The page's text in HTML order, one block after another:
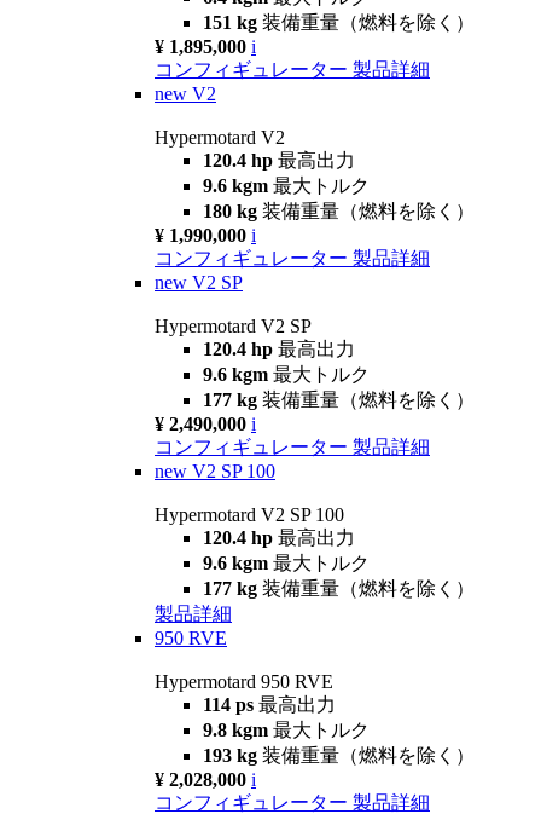
151 kg 装備重量（燃料を除く）
¥ 1,895,000 i
コンフィギュレーター 製品詳細
new V2
Hypermotard V2
120.4 hp 最高出力
9.6 kgm 最大トルク
180 kg 装備重量（燃料を除く）
¥ 1,990,000 i
コンフィギュレーター 製品詳細
new V2 SP
Hypermotard V2 SP
120.4 hp 最高出力
9.6 kgm 最大トルク
177 kg 装備重量（燃料を除く）
¥ 2,490,000 i
コンフィギュレーター 製品詳細
new V2 SP 100
Hypermotard V2 SP 100
120.4 hp 最高出力
9.6 kgm 最大トルク
177 kg 装備重量（燃料を除く）
製品詳細
950 RVE
Hypermotard 950 RVE
114 ps 最高出力
9.8 kgm 最大トルク
193 kg 装備重量（燃料を除く）
¥ 2,028,000 i
コンフィギュレーター 製品詳細